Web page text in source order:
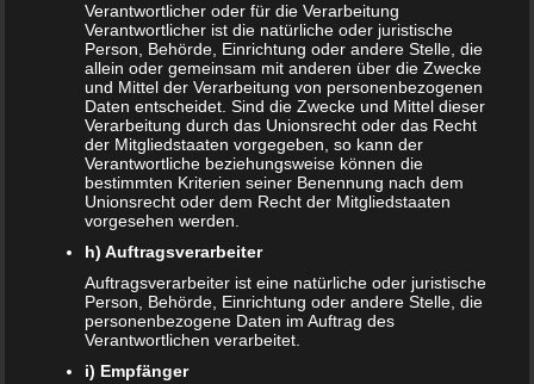
Babyhaut schützen: So gelingt es am besten!
NEUE KOMMENTARE
Frank ZimmermannzuSchwanger von Affäre – was nun?
Kristin RudolphzuVollmachten für Kinder
zuVollmachten für Kinder
zuBRIO Angebote – Holzeisenbahnen besonders
günstig kaufen
SANDRAzuVollmachten für Kinder
NACHRICHTEN
Verantwortlicher oder für die Verarbeitung
Verantwortlicher ist die natürliche oder juristische
Person, Behörde, Einrichtung oder andere Stelle, die
allein oder gemeinsam mit anderen über die Zwecke
und Mittel der Verarbeitung von personenbezogenen
Daten entscheidet. Sind die Zwecke und Mittel dieser
Verarbeitung durch das Unionsrecht oder das Recht
der Mitgliedstaaten vorgegeben, so kann der
Verantwortliche beziehungsweise können die
bestimmten Kriterien seiner Benennung nach dem
Unionsrecht oder dem Recht der Mitgliedstaaten
vorgesehen werden.
h) Auftragsverarbeiter
Auftragsverarbeiter ist eine natürliche oder juristische
Person, Behörde, Einrichtung oder andere Stelle, die
personenbezogene Daten im Auftrag des
Verantwortlichen verarbeitet.
i) Empfänger